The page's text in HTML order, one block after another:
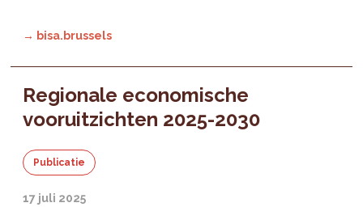
→ bisa.brussels
Regionale economische
vooruitzichten 2025-2030
Publicatie
17 juli 2025